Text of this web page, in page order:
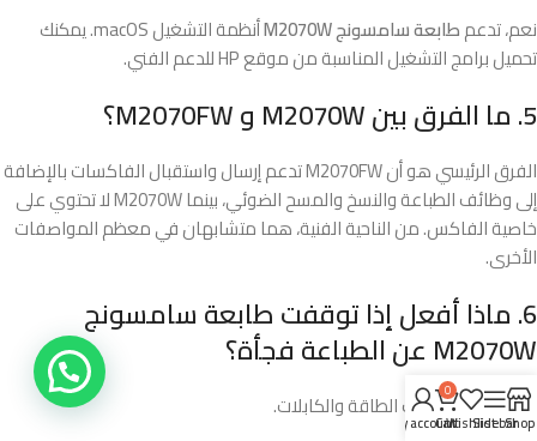
نعم، تدعمطابعة سامسونج M2070W
أنظمة التشغيل macOS. يمكنك
تحميل برامج التشغيل المناسبة من موقع HP للدعم الفني.
5. ما الفرق بين M2070W و M2070FW؟
الفرق الرئيسي هو أن M2070FW تدعم إرسال واستقبال الفاكسات بالإضافة
إلى وظائف الطباعة والنسخ والمسح الضوئي، بينما M2070W لا تحتوي على
خاصية الفاكس. من الناحية الفنية، هما متشابهان في معظم المواصفات
الأخرى.
6. ماذا أفعل إذا توقفت طابعة سامسونج
M2070W عن الطباعة فجأة؟
تحقق من توصيلات الطاقة والكابلات.
Shop
Sidebar
Wishlist
0
Cart
My account